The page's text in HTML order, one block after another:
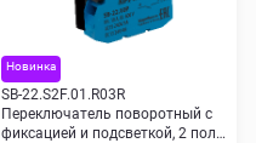
Новинка
SB-22.S2F.01.R03R
Переключатель поворотный с
фиксацией и подсветкой, 2 пол.,